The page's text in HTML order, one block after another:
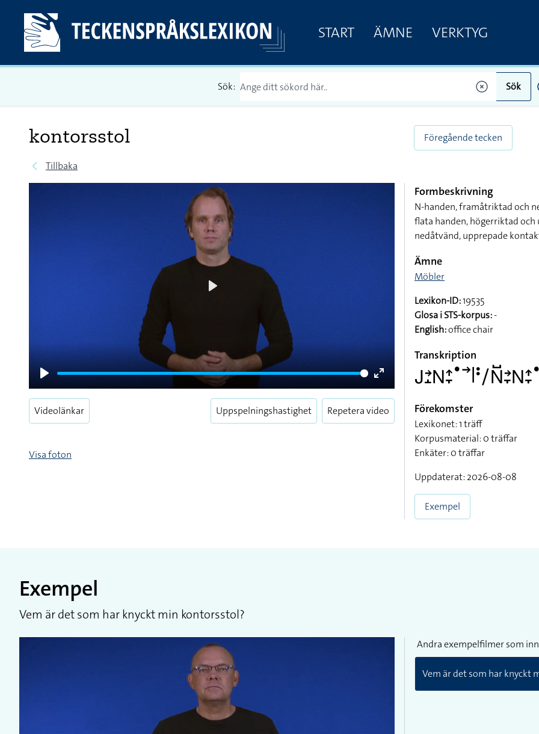
START ÄMNE VERKTYG
Sök: Sök
kontorsstol
Tillbaka
Föregående tecken
Play
Enter
fullscreen
Videolänkar Uppspelningshastighet Repetera video
Visa foton
Formbeskrivning
N-handen, framåtriktad och
flata handen, högerriktad
nedåtvänd, upprepade
Ämne
Möbler
Lexikon-ID:19535
Glosa i STS-korpus:-
English:office chair
Transkription
Förekomster
Lexikonet: 1 träff
Korpusmaterial: 0 träffar
Enkäter: 0 träffar
Uppdaterat: 2026-08-08
Exempel
Exempel
Vem är det som har knyckt min kontorsstol?
Andra exempelfilmer som
Vem är det som har knyckt